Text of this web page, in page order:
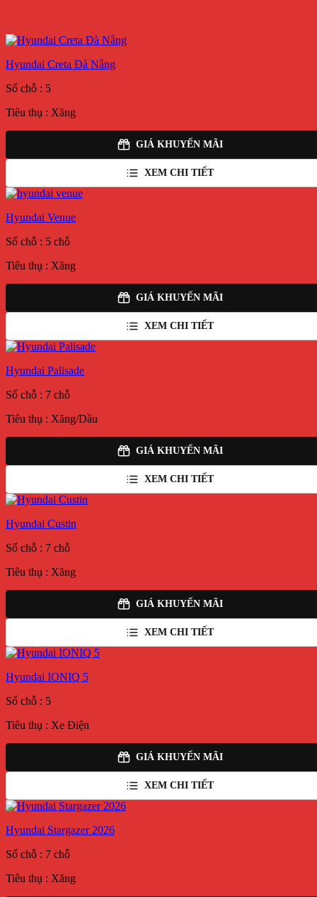
Hyundai Creta Đà Nẵng
Số chỗ : 5
Tiêu thụ : Xăng
GIÁ KHUYẾN MÃI
XEM CHI TIẾT
Hyundai Venue
Số chỗ : 5 chỗ
Tiêu thụ : Xăng
GIÁ KHUYẾN MÃI
XEM CHI TIẾT
Hyundai Palisade
Số chỗ : 7 chỗ
Tiêu thụ : Xăng/Dầu
GIÁ KHUYẾN MÃI
XEM CHI TIẾT
Hyundai Custin
Số chỗ : 7 chỗ
Tiêu thụ : Xăng
GIÁ KHUYẾN MÃI
XEM CHI TIẾT
Hyundai IONIQ 5
Số chỗ : 5
Tiêu thụ : Xe Điện
GIÁ KHUYẾN MÃI
XEM CHI TIẾT
Hyundai Stargazer 2026
Số chỗ : 7 chỗ
Tiêu thụ : Xăng